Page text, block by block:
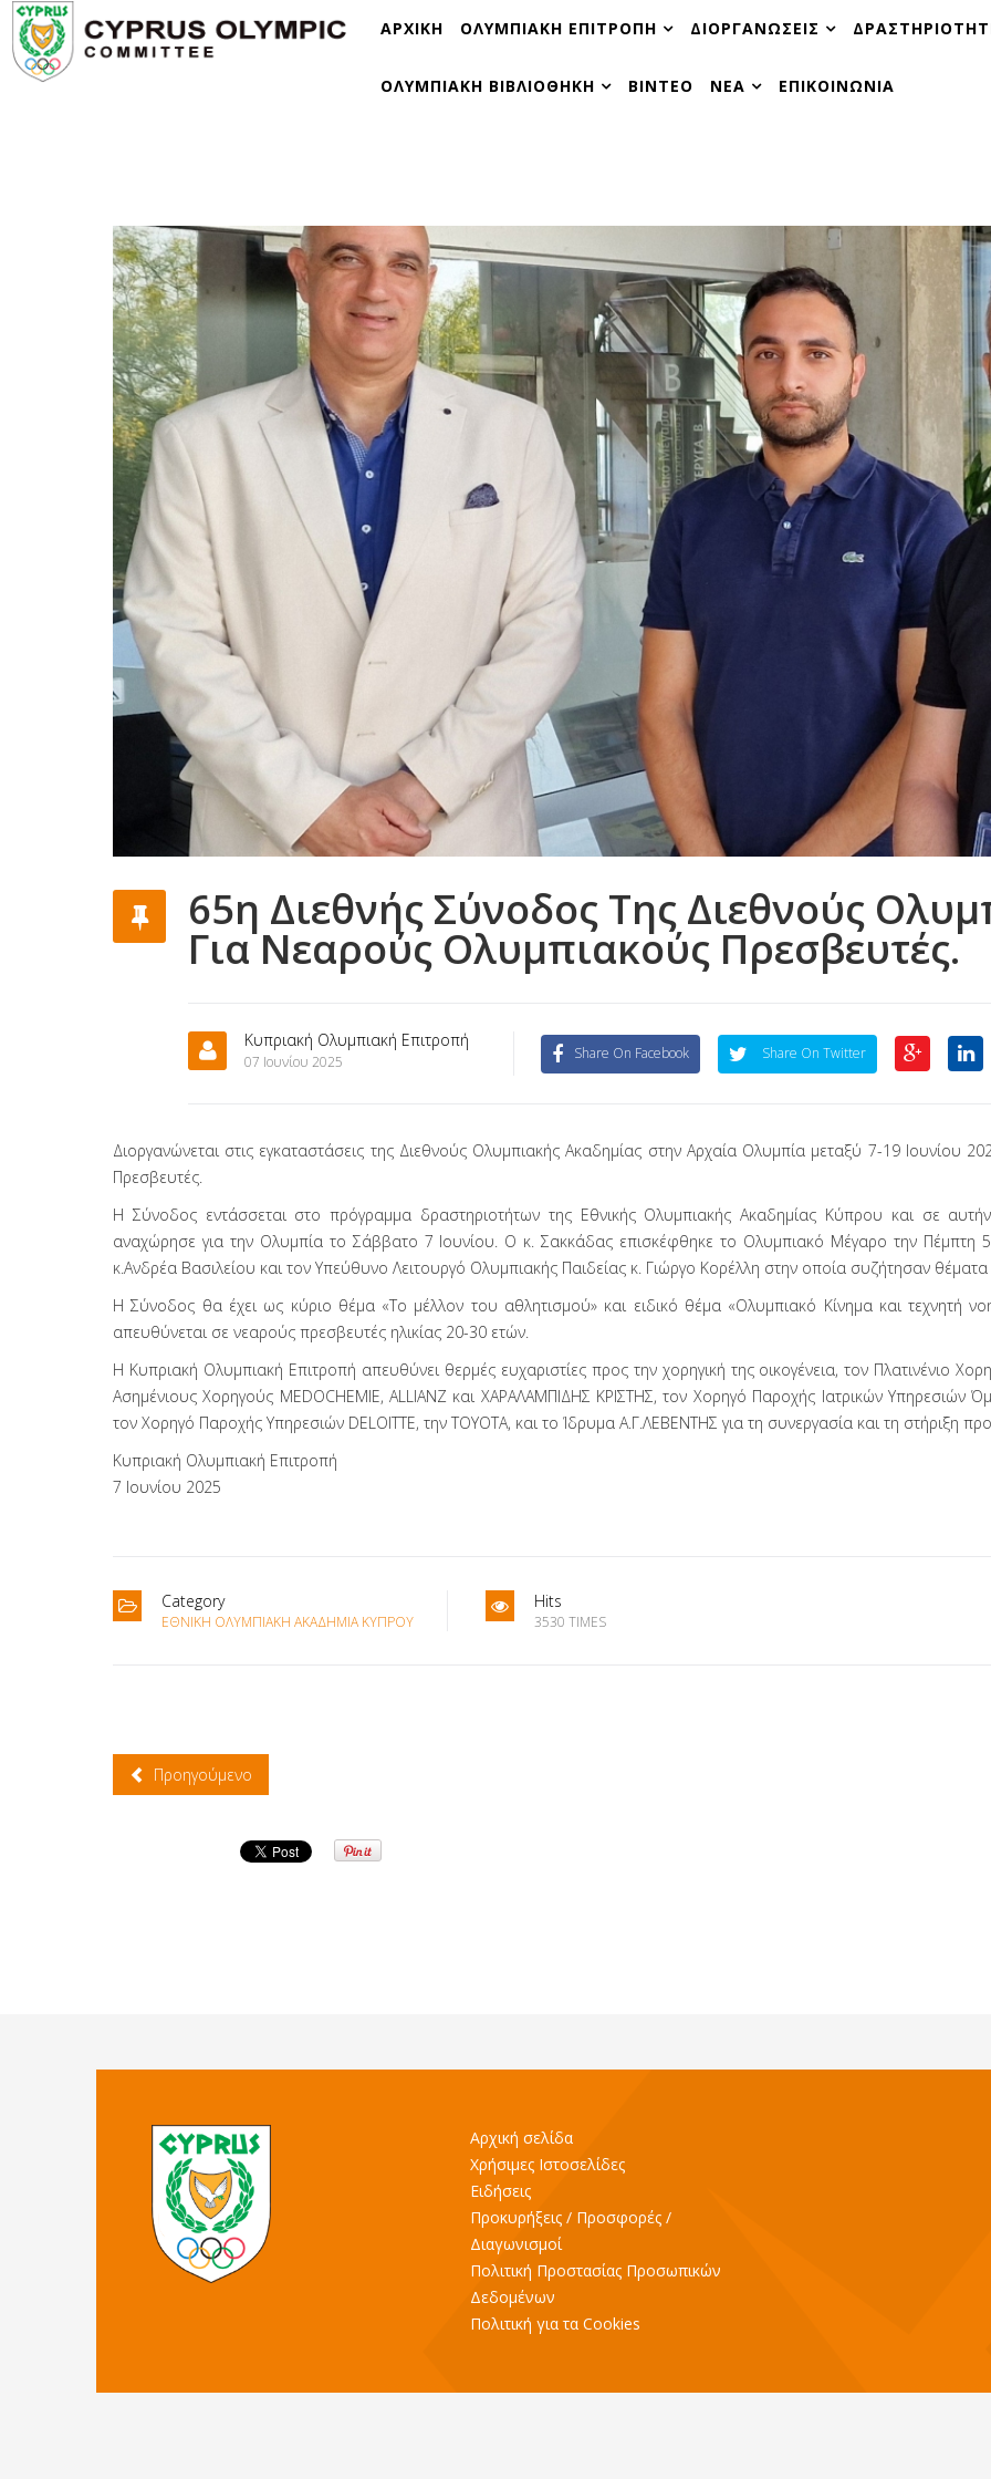
ΑΡΧΙΚΗ ΟΛΥΜΠΙΑΚΗ ΕΠΙΤΡΟΠΗ ΔΙΟΡΓΑΝΩΣΕΙΣ
ΟΛΥΜΠΙΑΚΗ ΒΙΒΛΙΟΘΗΚΗ ΒΙΝΤΕΟ ΝΕΑ ΕΠΙΚΟΙΝΩΝΙΑ
65η Διεθνής Σύνοδος Της Διεθνούς
Για Νεαρούς Ολυμπιακούς Πρεσβευτές.
Κυπριακή Ολυμπιακή Επιτροπή
07 Ιουνίου 2025 Share On Facebook Share On Twitter
Διοργανώνεται στις εγκαταστάσεις της Διεθνούς Ολυμπιακής Ακαδημίας στην Αρχαία Ολυμπία μεταξύ 7-19 Ιουνίου
Πρεσβευτές.
Η Σύνοδος εντάσσεται στο πρόγραμμα δραστηριοτήτων της Εθνικής Ολυμπιακής Ακαδημίας Κύπρου και σε
αναχώρησε για την Ολυμπία το Σάββατο 7 Ιουνίου. Ο κ. Σακκάδας επισκέφθηκε το Ολυμπιακό Μέγαρο την Πέμπτη
κ.Ανδρέα Βασιλείου και τον Υπεύθυνο Λειτουργό Ολυμπιακής Παιδείας κ. Γιώργο Κορέλλη στην οποία συζήτησαν
Η Σύνοδος θα έχει ως κύριο θέμα «Το μέλλον του αθλητισμού» και ειδικό θέμα «Ολυμπιακό Κίνημα και τεχνητή
απευθύνεται σε νεαρούς πρεσβευτές ηλικίας 20-30 ετών.
Η Κυπριακή Ολυμπιακή Επιτροπή απευθύνει θερμές ευχαριστίες προς την χορηγική της οικογένεια, τον Πλατινένιο
Ασημένιους Χορηγούς MEDOCHEMIE, ALLIANZ και ΧΑΡΑΛΑΜΠΙΔΗΣ ΚΡΙΣΤΗΣ, τον Χορηγό Παροχής Ιατρικών Υπηρεσιών
τον Χορηγό Παροχής Υπηρεσιών DELOITTE, την TOYOTA, και το Ίδρυμα Α.Γ.ΛΕΒΕΝΤΗΣ για τη συνεργασία και τη στήριξη
Κυπριακή Ολυμπιακή Επιτροπή
7 Ιουνίου 2025
Category
ΕΘΝΙΚΉ ΟΛΥΜΠΙΑΚΉ ΑΚΑΔΗΜΊΑ ΚΎΠΡΟΥ
Hits
3530 TIMES
Προηγούμενο
Αρχική σελίδα
Χρήσιμες Ιστοσελίδες
Ειδήσεις
Προκυρήξεις / Προσφορές /
Διαγωνισμοί
Πολιτική Προστασίας Προσωπικών
Δεδομένων
Πολιτική για τα Cookies